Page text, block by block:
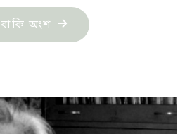
বাকি অংশ "দীপক
চাইবাসায়
মনে
আছে"